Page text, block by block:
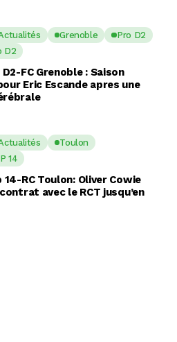
Grenoble
Pro D2
D2
FC Grenoble : Saison
Eric Escande apres une
Toulon
14
RC Toulon: Oliver Cowie
avec le RCT jusqu’en